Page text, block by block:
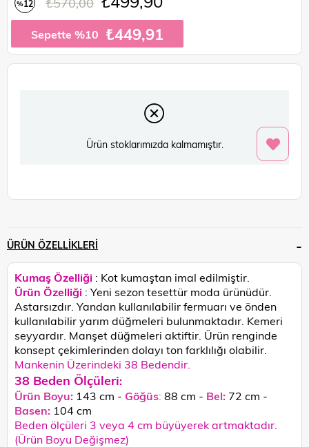
%12
Sepette %10 ₺449,91
Ürün stoklarımızda kalmamıştır.
ÜRÜN ÖZELLIKLERI
Kumaş Özelliği : Kot kumaştan imal edilmiştir.
Ürün Özelliği : Yeni sezon tesettür moda ürünüdür.
Astarsızdır. Yandan kullanılabilir fermuarı ve önden
kullanılabilir yarım düğmeleri bulunmaktadır. Kemeri
seyyardır. Manşet düğmeleri aktiftir. Ürün renginde
konsept çekimlerinden dolayı ton farklılığı olabilir.
Mankenin Üzerindeki 38 Bedendir.
38 Beden Ölçüleri:
Ürün Boyu: 143 cm - Göğüs: 88 cm - Bel: 72 cm -
Basen: 104 cm
Beden ölçüleri 3 veya 4 cm büyüyerek artmaktadır.
(Ürün Boyu Değişmez)